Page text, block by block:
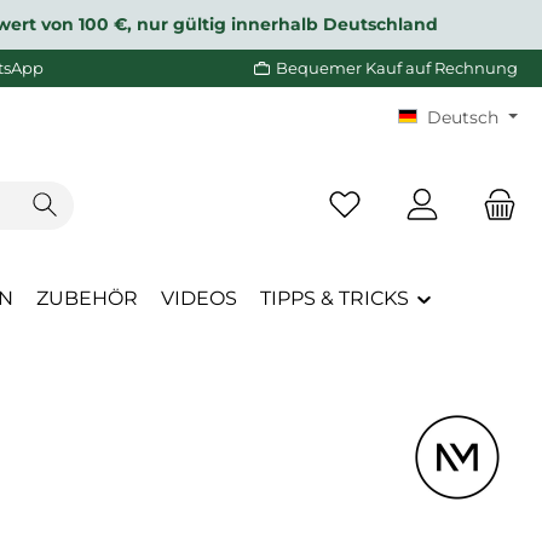
von 100 €, nur gültig innerhalb Deutschland
Bequemer Kauf auf Rechnung
Deutsch
Du hast 0 Produkte
ZUBEHÖR VIDEOS TIPPS & TRICKS